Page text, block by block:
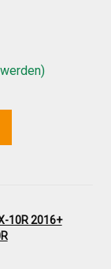
10R 2016+